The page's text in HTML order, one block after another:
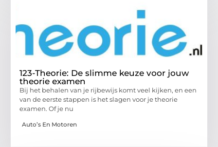
123-Theorie: De slimme keuze voor jouw
theorie examen
Bij het behalen van je rijbewijs komt veel kijken, en een
van de eerste stappen is het slagen voor je theorie
examen. Of je nu
Auto’s En Motoren